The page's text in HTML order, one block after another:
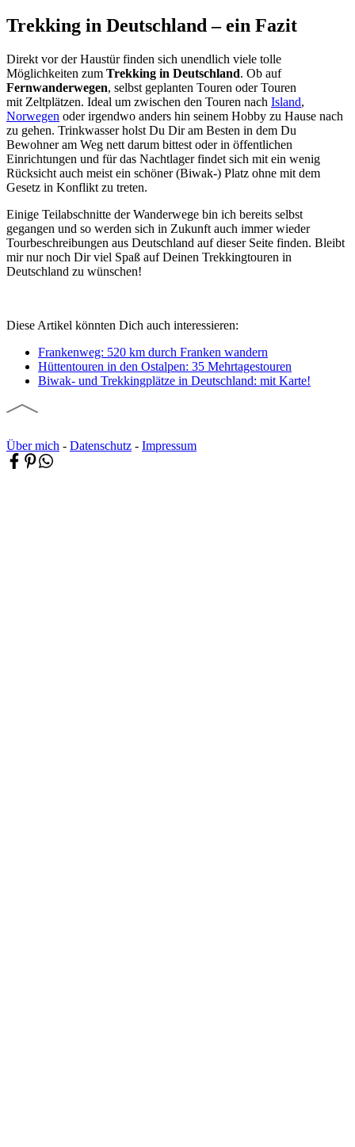
Trekking in Deutschland – ein Fazit
Direkt vor der Haustür finden sich unendlich viele tolle
Möglichkeiten zum Trekking in Deutschland. Ob auf
Fernwanderwegen, selbst geplanten Touren oder Touren
mit Zeltplätzen. Ideal um zwischen den Touren nach Island,
Norwegen oder irgendwo anders hin seinem Hobby zu Hause nach
zu gehen. Trinkwasser holst Du Dir am Besten in dem Du
Bewohner am Weg nett darum bittest oder in öffentlichen
Einrichtungen und für das Nachtlager findet sich mit ein wenig
Rücksicht auch meist ein schöner (Biwak-) Platz ohne mit dem
Gesetz in Konflikt zu treten.
Einige Teilabschnitte der Wanderwege bin ich bereits selbst
gegangen und so werden sich in Zukunft auch immer wieder
Tourbeschreibungen aus Deutschland auf dieser Seite finden. Bleibt
mir nur noch Dir viel Spaß auf Deinen Trekkingtouren in
Deutschland zu wünschen!
Diese Artikel könnten Dich auch interessieren:
Frankenweg: 520 km durch Franken wandern
Hüttentouren in den Ostalpen: 35 Mehrtagestouren
Biwak- und Trekkingplätze in Deutschland: mit Karte!
Über mich - Datenschutz - Impressum